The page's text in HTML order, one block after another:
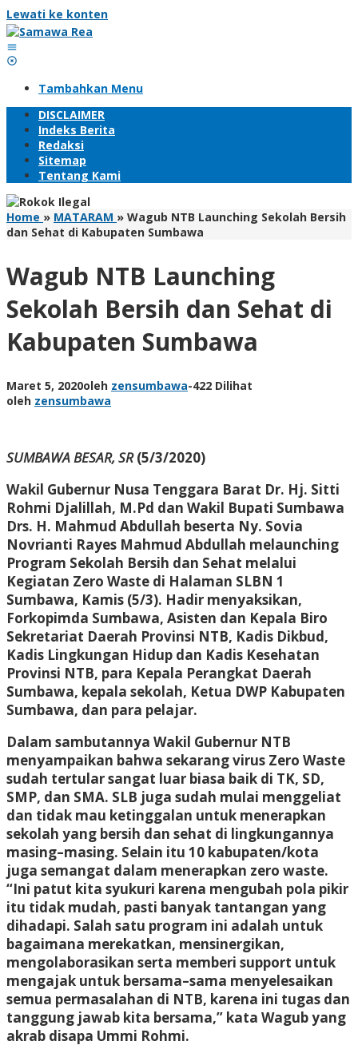
Lewati ke konten
Tambahkan Menu
DISCLAIMER
Indeks Berita
Redaksi
Sitemap
Tentang Kami
Home » MATARAM » Wagub NTB Launching Sekolah Bersih
dan Sehat di Kabupaten Sumbawa
Wagub NTB Launching
Sekolah Bersih dan Sehat di
Kabupaten Sumbawa
Maret 5, 2020oleh zensumbawa-422 Dilihat
oleh zensumbawa
SUMBAWA BESAR, SR (5/3/2020)
Wakil Gubernur Nusa Tenggara Barat Dr. Hj. Sitti
Rohmi Djalillah, M.Pd dan Wakil Bupati Sumbawa
Drs. H. Mahmud Abdullah beserta Ny. Sovia
Novrianti Rayes Mahmud Abdullah melaunching
Program Sekolah Bersih dan Sehat melalui
Kegiatan Zero Waste di Halaman SLBN 1
Sumbawa, Kamis (5/3). Hadir menyaksikan,
Forkopimda Sumbawa, Asisten dan Kepala Biro
Sekretariat Daerah Provinsi NTB, Kadis Dikbud,
Kadis Lingkungan Hidup dan Kadis Kesehatan
Provinsi NTB, para Kepala Perangkat Daerah
Sumbawa, kepala sekolah, Ketua DWP Kabupaten
Sumbawa, dan para pelajar.
Dalam sambutannya Wakil Gubernur NTB
menyampaikan bahwa sekarang virus Zero Waste
sudah tertular sangat luar biasa baik di TK, SD,
SMP, dan SMA. SLB juga sudah mulai menggeliat
dan tidak mau ketinggalan untuk menerapkan
sekolah yang bersih dan sehat di lingkungannya
masing–masing. Selain itu 10 kabupaten/kota
juga semangat dalam menerapkan zero waste.
“Ini patut kita syukuri karena mengubah pola pikir
itu tidak mudah, pasti banyak tantangan yang
dihadapi. Salah satu program ini adalah untuk
bagaimana merekatkan, mensinergikan,
mengolaborasikan serta memberi support untuk
mengajak untuk bersama–sama menyelesaikan
semua permasalahan di NTB, karena ini tugas dan
tanggung jawab kita bersama,” kata Wagub yang
akrab disapa Ummi Rohmi.